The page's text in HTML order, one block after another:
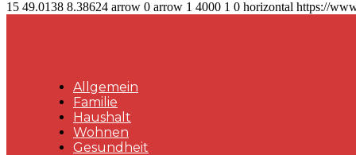
15 49.0138 8.38624 arrow 0 arrow 1 4000 1 0 horizontal https://
Allgemein
Familie
Haushalt
Wohnen
Gesundheit